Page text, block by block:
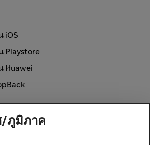
iOS
Playstore
Huawei
งินคืน
/ภูมิภาค